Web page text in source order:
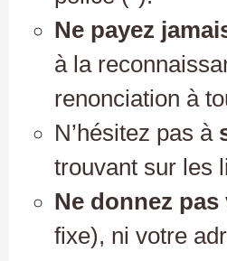
Ne payez
à la
renonciation à
N’hésitez pas à
trouvant sur les
Ne donnez
fixe), ni votre